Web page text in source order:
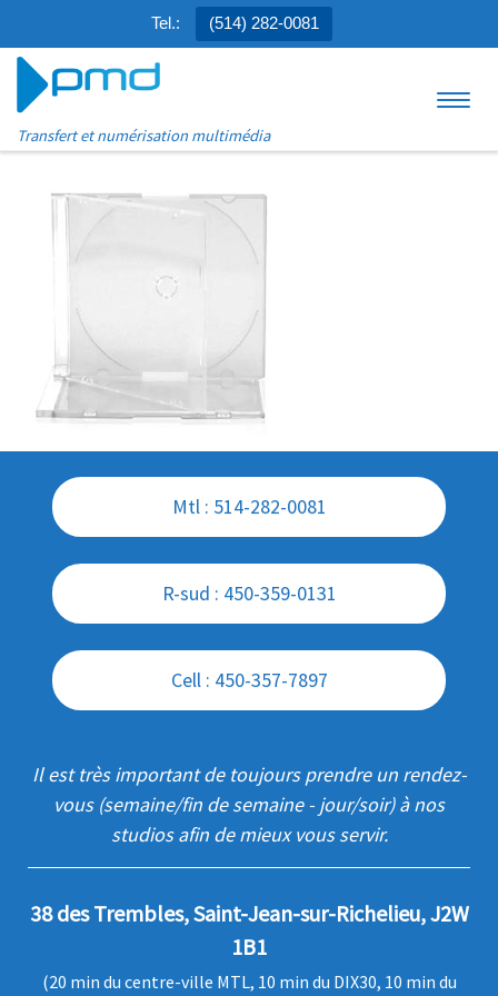
Tel.: (514) 282-0081
Transfert et numérisation multimédia
Mtl : 514-282-0081
R-sud : 450-359-0131
Cell : 450-357-7897
Il est très important de toujours prendre un rendez-
vous (semaine/fin de semaine - jour/soir) à nos
studios afin de mieux vous servir.
38 des Trembles, Saint-Jean-sur-Richelieu, J2W
1B1
(20 min du centre-ville MTL, 10 min du DIX30, 10 min du